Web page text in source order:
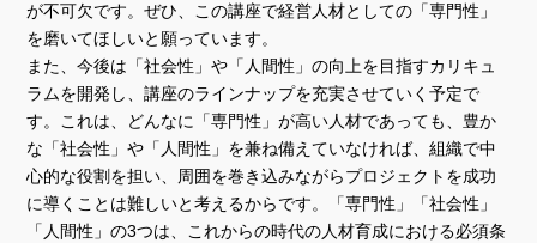
が不可欠です。ぜひ、この講座で経営人材としての「専門性」
を磨いてほしいと願っています。
また、今後は「社会性」や「人間性」の向上を目指すカリキュ
ラムを開発し、講座のラインナップを充実させていく予定で
す。これは、どんなに「専門性」が高い人材であっても、豊か
な「社会性」や「人間性」を兼ね備えていなければ、組織で中
心的な役割を担い、周囲を巻き込みながらプロジェクトを成功
に導くことは難しいと考えるからです。「専門性」「社会性」
「人間性」の3つは、これからの時代の人材育成における必須条